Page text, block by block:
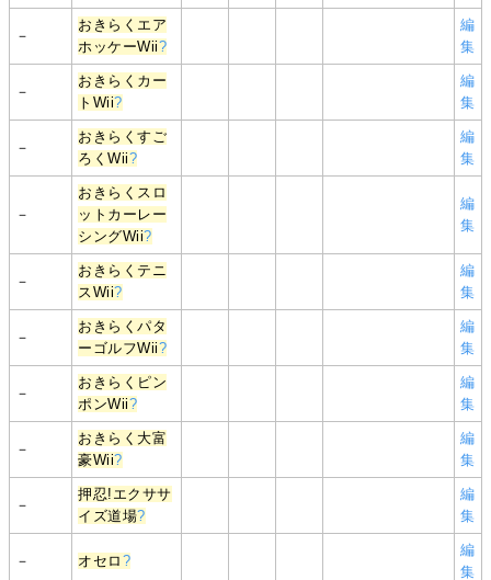
－
おきらくエア
ホッケーWii?
編
集
－
おきらくカー
トWii?
編
集
－
おきらくすご
ろくWii?
編
集
－
おきらくスロ
ットカーレー
シングWii?
編
集
－
おきらくテニ
スWii?
編
集
－
おきらくパタ
ーゴルフWii?
編
集
－
おきらくピン
ポンWii?
編
集
－
おきらく大富
豪Wii?
編
集
－
押忍!エクササ
イズ道場?
編
集
－ オセロ ?
編
集